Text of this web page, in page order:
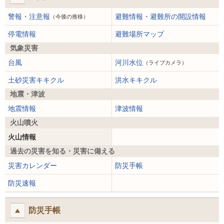
警報・注意報 （今後の推移） 避難情報・避難所の開設情報
停電情報
避難場所マップ
気象災害
台風
河川水位 （ライブカメラ）
土砂災害キキクル
洪水キキクル
地震・津波
地震情報
津波情報
火山噴火
火山情報
過去の災害を知る・災害に備える
災害カレンダー
防災手帳
防災速報
防災手帳